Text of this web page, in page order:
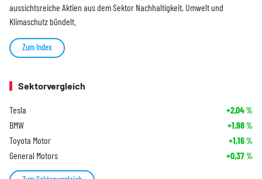
aussichtsreiche Aktien aus dem Sektor Nachhaltigkeit, Umwelt und
Klimaschutz bündelt.
Zum Index
Sektorvergleich
Tesla +2,04%
BMW +1,98%
Toyota Motor +1,16%
General Motors +0,37%